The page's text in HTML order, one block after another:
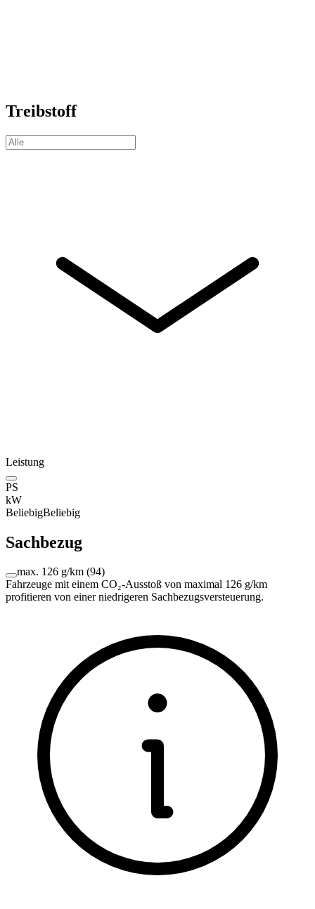
Treibstoff
Leistung
PS
kW
BeliebigBeliebig
Sachbezug
max. 126 g/km (94)
Fahrzeuge mit einem CO₂-Ausstoß von maximal 126 g/km
profitieren von einer niedrigeren Sachbezugsversteuerung.